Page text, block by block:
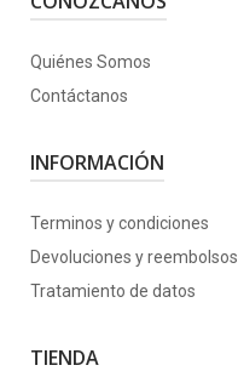
Quiénes Somos
Contáctanos
INFORMACIÓN
Terminos y condiciones
Devoluciones y reembolsos
Tratamiento de datos
TIENDA